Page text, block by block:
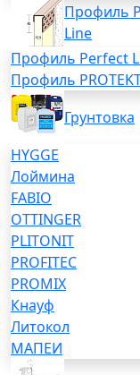
Профиль
Line
Профиль Perfect
Профиль
Грунтовка
HYGGE
Лоймина
FABIO
OTTINGER
PLITONIT
PROFITEC
PROMIX
Кнауф
Литокол
МАПЕИ